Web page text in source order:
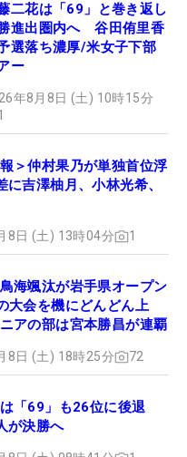
二花は「69」と巻き返し
進出圏内へ 谷田侑里香
選落ち濃厚/米女子下部
ー
年8月8日 (土) 10時15分
＞仲村果乃が単独首位浮
吉澤柚月、小林光希、
8日 (土) 13時04分 1
海颯汰が岩手県オープン
大会を機にどんどん上
アの部は宮本勝昌が連覇
8日 (土) 18時25分 72
「69」も26位に後退
が決勝へ